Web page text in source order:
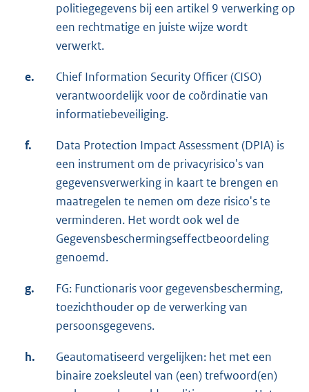
politiegegevens bij een artikel 9 verwerking op
een rechtmatige en juiste wijze wordt
verwerkt.
e.
Chief Information Security Officer (CISO)
verantwoordelijk voor de coördinatie van
informatiebeveiliging.
f.
Data Protection Impact Assessment (DPIA) is
een instrument om de privacyrisico's van
gegevensverwerking in kaart te brengen en
maatregelen te nemen om deze risico's te
verminderen. Het wordt ook wel de
Gegevensbeschermingseffectbeoordeling
genoemd.
g.
FG: Functionaris voor gegevensbescherming,
toezichthouder op de verwerking van
persoonsgegevens.
h.
Geautomatiseerd vergelijken: het met een
binaire zoeksleutel van (een) trefwoord(en)